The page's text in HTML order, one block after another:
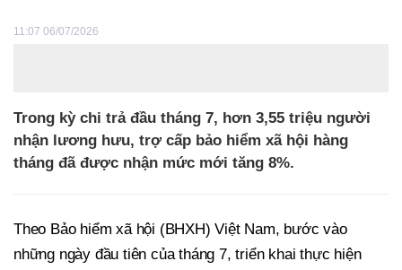
11:07 06/07/2026
Trong kỳ chi trả đầu tháng 7, hơn 3,55 triệu người
nhận lương hưu, trợ cấp bảo hiểm xã hội hàng
tháng đã được nhận mức mới tăng 8%.
Theo Bảo hiểm xã hội (BHXH) Việt Nam, bước vào
những ngày đầu tiên của tháng 7, triển khai thực hiện